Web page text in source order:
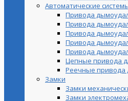
Автоматические
Привода
Привода
Привода
Привода
Привода
Цепные привода
Реечные привода
Замки
Замки
Замки